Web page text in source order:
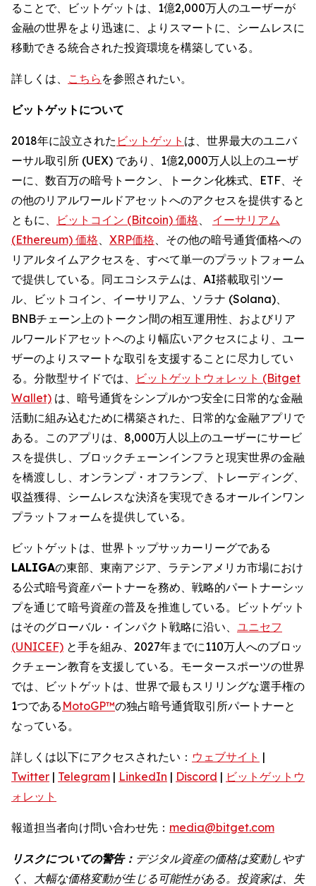
ることで、ビットゲットは、1億2,000万人のユーザーが
金融の世界をより迅速に、よりスマートに、シームレスに
移動できる統合された投資環境を構築している。
詳しくは、 こちら を参照されたい。
ビットゲットについて
2018年に設立された ビットゲット は、世界最大のユニバ
ーサル取引所 (UEX) であり、1億2,000万人以上のユーザ
ーに、数百万の暗号トークン、トークン化株式、ETF、そ
の他のリアルワールドアセットへのアクセスを提供すると
ともに、
ビットコイン (Bitcoin) 価格、 イーサリアム
(Ethereum) 価格、 XRP価格、その他の暗号通貨価格への
リアルタイムアクセスを、すべて単一のプラットフォーム
で提供している。同エコシステムは、AI搭載取引ツー
ル、ビットコイン、イーサリアム、ソラナ (Solana)、
BNBチェーン上のトークン間の相互運用性、およびリア
ルワールドアセットへのより幅広いアクセスにより、ユー
ザーのよりスマートな取引を支援することに尽力してい
る。分散型サイドでは、
ビットゲットウォレット (Bitget
Wallet) は、暗号通貨をシンプルかつ安全に日常的な金融
活動に組み込むために構築された、日常的な金融アプリで
ある。このアプリは、8,000万人以上のユーザーにサービ
スを提供し、ブロックチェーンインフラと現実世界の金融
を橋渡しし、オンランプ・オフランプ、トレーディング、
収益獲得、シームレスな決済を実現できるオールインワン
プラットフォームを提供している。
ビットゲットは、世界トップサッカーリーグである
LALIGAの東部、東南アジア、ラテンアメリカ市場におけ
る公式暗号資産パートナーを務め、戦略的パートナーシッ
プを通じて暗号資産の普及を推進している。ビットゲット
はそのグローバル・インパクト戦略に沿い、 ユニセフ
(UNICEF) と手を組み、2027年までに110万人へのブロッ
クチェーン教育を支援している。モータースポーツの世界
では、ビットゲットは、世界で最もスリリングな選手権の
1つである MotoGP™の独占暗号通貨取引所パートナーと
なっている。
詳しくは以下にアクセスされたい： ウェブサイト |
Twitter | Telegram | LinkedIn | Discord | ビットゲットウ
ォレット
報道担当者向け問い合わせ先： media@bitget.com
リスクについての警告： デジタル資産の価格は変動しやす
く、大幅な価格変動が生じる可能性がある。投資家は、失